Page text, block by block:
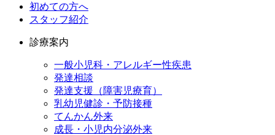
初めての方へ
スタッフ紹介
診療案内
一般小児科・アレルギー性疾患
発達相談
発達支援（障害児療育）
乳幼児健診・予防接種
てんかん外来
成長・小児内分泌外来